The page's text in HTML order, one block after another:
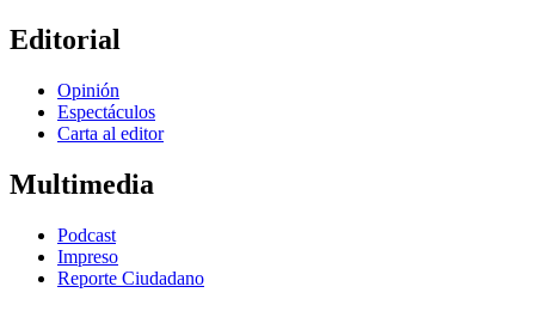
Editorial
Opinión
Espectáculos
Carta al editor
Multimedia
Podcast
Impreso
Reporte Ciudadano